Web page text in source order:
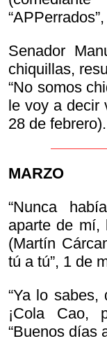
Senador
chiquillas,
“No somos
le voy a decir
28 de febrero).
MARZO
“Nunca
aparte de mí,
(Martín
tú a tú”, 1 de
“Ya lo
¡Cola Cao,
“Buenos días